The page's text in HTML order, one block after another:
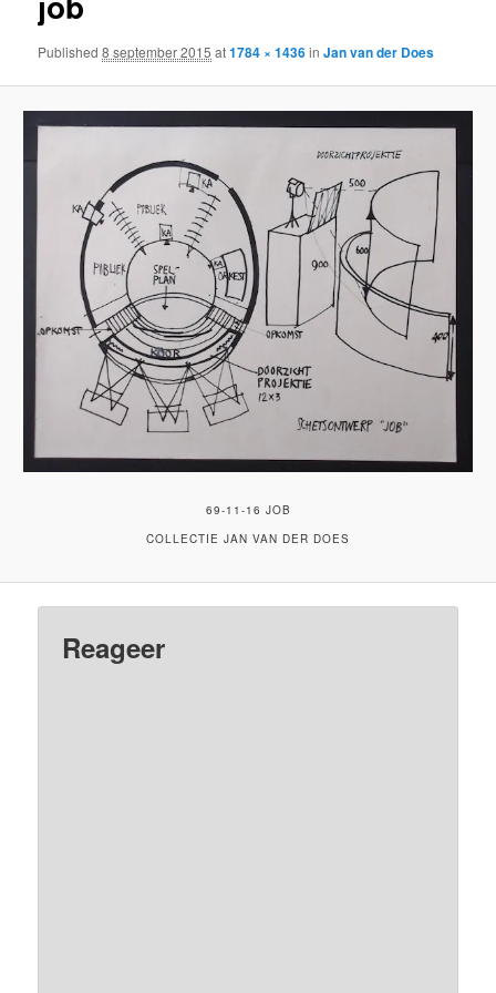
Published8 september 2015 at1784 × 1436inJan van der Does
69-11-16 JOB
COLLECTIE JAN VAN DER DOES
Reageer